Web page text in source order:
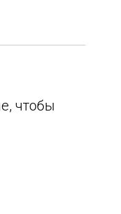
чтобы